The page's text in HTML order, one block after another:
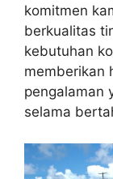
komitmen
berkualitas
kebutuhan
memberikan
pengalaman
selama